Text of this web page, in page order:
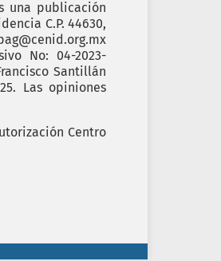
una publicación
C.P. 44630,
No: 04-2023-
Santillán
Las opiniones
Centro